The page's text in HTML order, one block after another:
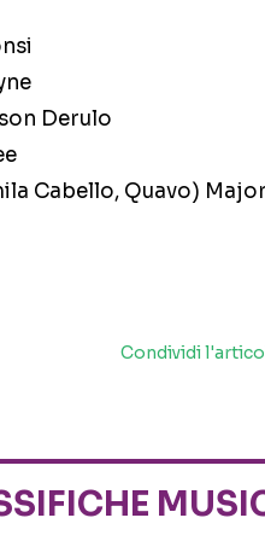
Derulo
Cabello, Quavo)
Condividi